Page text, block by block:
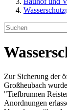
Zur Sicherung der
Großheubach
"Tiefbrunnen
Anordnungen